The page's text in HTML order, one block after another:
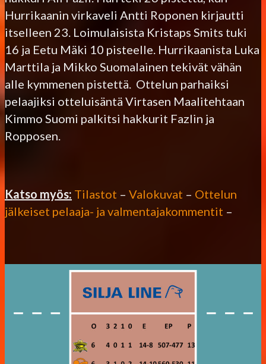
Hurrikaanin virkaveli Antti Roponen kirjautti
itselleen 23. Loimulaisista Kristaps Smits tuki
16 ja Eetu Mäki 10 pisteelle. Hurrikaanista Luka
Marttila ja Mikko Suomalainen tekivät vähän
alle kymmenen pistettä. Ottelun parhaiksi
pelaajiksi otteluisäntä Virtasen Maalitehtaan
Kimmo Suomi palkitsi hakkurit Fazlin ja
Ropposen.
Katso myös: Tilastot – Valokuvat – Ottelun
jälkeiset pelaaja- ja valmentajakommentit –